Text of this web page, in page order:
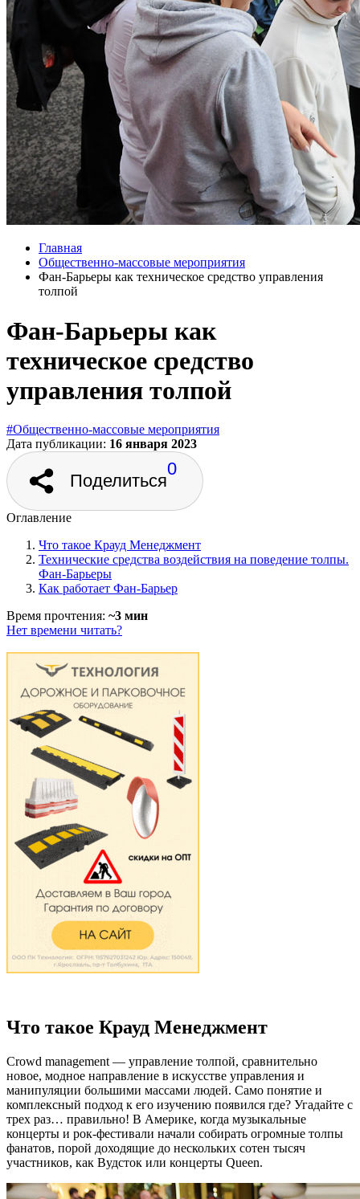
Главная
Общественно‑массовые мероприятия
Фан-Барьеры как техническое средство управления
толпой
Фан-Барьеры как
техническое средство
управления толпой
#Общественно‑массовые мероприятия
Дата публикации: 16 января 2023
Поделиться
0
Оглавление
Что такое Крауд Менеджмент
Технические средства воздействия на поведение толпы.
Фан-Барьеры
Как работает Фан-Барьер
Время прочтения: ~3 мин
Нет времени читать?
Что такое Крауд Менеджмент
Crowd management — управление толпой, сравнительно
новое, модное направление в искусстве управления и
манипуляции большими массами людей. Само понятие и
комплексный подход к его изучению появился где? Угадайте с
трех раз… правильно! В Америке, когда музыкальные
концерты и рок-фестивали начали собирать огромные толпы
фанатов, порой доходящие до нескольких сотен тысяч
участников, как Вудсток или концерты Queen.